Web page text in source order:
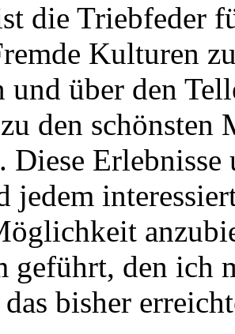
die Triebfeder
Kulturen
und über den
den schönsten
Diese
jedem
geführt, den ich
bisher